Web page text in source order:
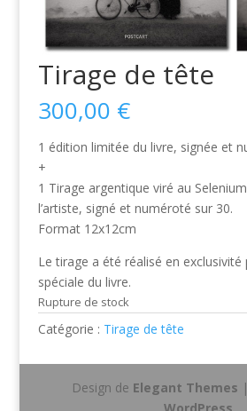
Tirage de tête
300,00 €
1 édition limitée du livre, signée et
+
1 Tirage argentique viré au
l’artiste, signé et numéroté sur 30.
Format 12x12cm
Le tirage a été réalisé en
spéciale du livre.
Rupture de stock
Catégorie : Tirage de tête
Design de Elegant Themes